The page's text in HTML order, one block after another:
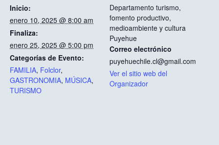
Inicio:
enero 10, 2025 @ 8:00 am
Finaliza:
enero 25, 2025 @ 5:00 pm
Categorías de Evento:
FAMILIA, Folclor,
GASTRONOMIA, MÚSICA,
TURISMO
Departamento turismo,
fomento productivo,
medioambiente y cultura
Puyehue
Correo electrónico
puyehuechile.cl@gmail.com
Ver el sitio web del
Organizador